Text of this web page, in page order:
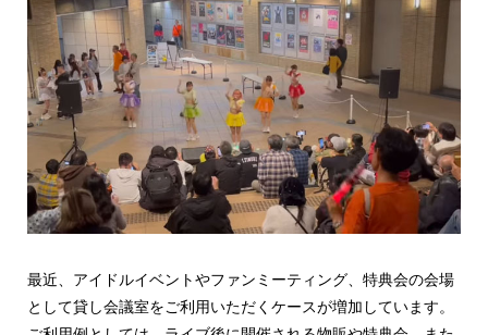
最近、アイドルイベントやファンミーティング、特典会の会場
として貸し会議室をご利用いただくケースが増加しています。